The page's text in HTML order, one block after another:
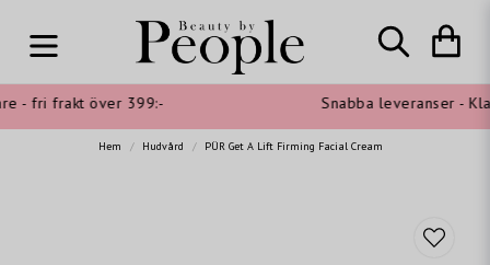
- fri frakt över 399:- Snabba leveranser -
Hem Hudvård PÜR Get A Lift Firming Facial Cream